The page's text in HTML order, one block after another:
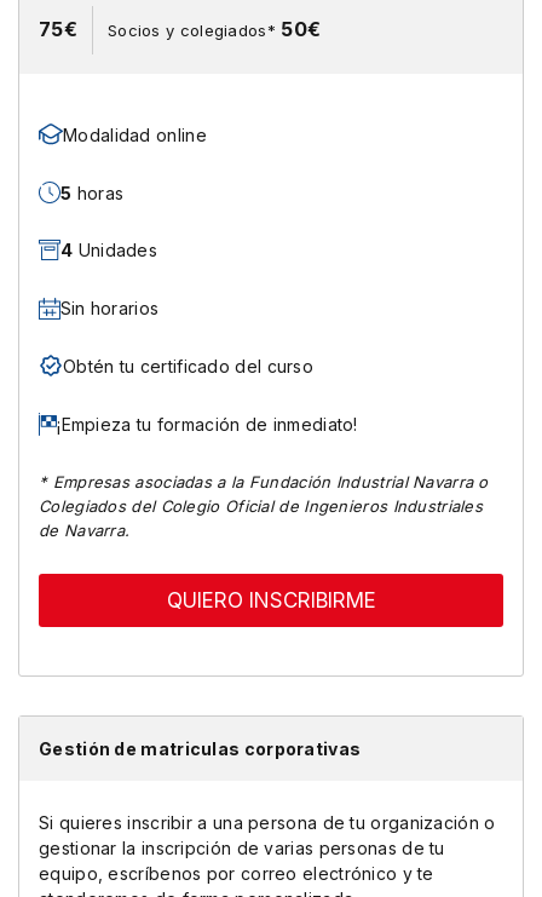
75€ Socios y colegiados* 50€
Modalidad online
5 horas
4 Unidades
Sin horarios
Obtén tu certificado del curso
¡Empieza tu formación de inmediato!
* Empresas asociadas a la Fundación Industrial Navarra o
Colegiados del Colegio Oficial de Ingenieros Industriales
de Navarra.
QUIERO INSCRIBIRME
Gestión de matriculas corporativas
Si quieres inscribir a una persona de tu organización o
gestionar la inscripción de varias personas de tu
equipo, escríbenos por correo electrónico y te